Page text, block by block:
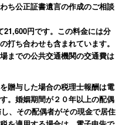
ち公正証書遺言の作成のご相談
円です。この料金には分
打ち合わせも含まれています。
までの公共交通機関の交通費は
与した場合の税理士報酬は電
。婚姻期間が２０年以上の配偶
、その配偶者がその現金で居住